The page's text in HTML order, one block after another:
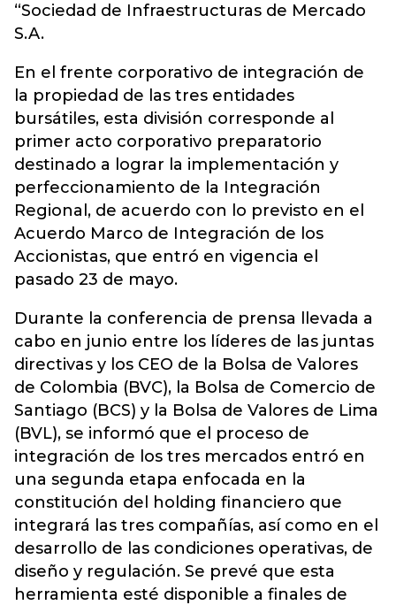
“Sociedad de Infraestructuras de Mercado
S.A.
En el frente corporativo de integración de
la propiedad de las tres entidades
bursátiles, esta división corresponde al
primer acto corporativo preparatorio
destinado a lograr la implementación y
perfeccionamiento de la Integración
Regional, de acuerdo con lo previsto en el
Acuerdo Marco de Integración de los
Accionistas, que entró en vigencia el
pasado 23 de mayo.
Durante la conferencia de prensa llevada a
cabo en junio entre los líderes de las juntas
directivas y los CEO de la Bolsa de Valores
de Colombia (BVC), la Bolsa de Comercio de
Santiago (BCS) y la Bolsa de Valores de Lima
(BVL), se informó que el proceso de
integración de los tres mercados entró en
una segunda etapa enfocada en la
constitución del holding financiero que
integrará las tres compañías, así como en el
desarrollo de las condiciones operativas, de
diseño y regulación. Se prevé que esta
herramienta esté disponible a finales de